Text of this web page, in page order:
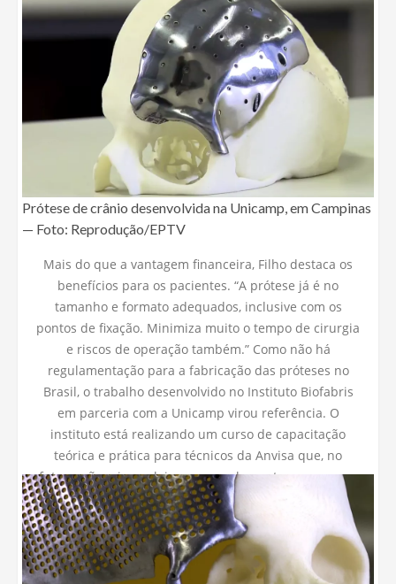
Prótese de crânio desenvolvida na Unicamp, em Campinas
— Foto: Reprodução/EPTV
Mais do que a vantagem financeira, Filho destaca os
benefícios para os pacientes. “A prótese já é no
tamanho e formato adequados, inclusive com os
pontos de fixação. Minimiza muito o tempo de cirurgia
e riscos de operação também.” Como não há
regulamentação para a fabricação das próteses no
Brasil, o trabalho desenvolvido no Instituto Biofabris
em parceria com a Unicamp virou referência. O
instituto está realizando um curso de capacitação
teórica e prática para técnicos da Anvisa que, no
futuro, vão criar as leis para regulamentar o processo
em solo nacional.